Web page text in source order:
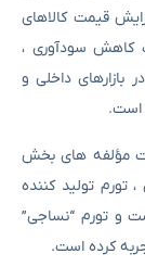
قیمت کالاهای
کاهش سودآوری ،
داخلی و
است.
مؤلفه های بخش
، تورم تولید کننده
و تورم “نساجی”
کرده است.